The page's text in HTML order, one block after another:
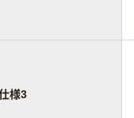
様3